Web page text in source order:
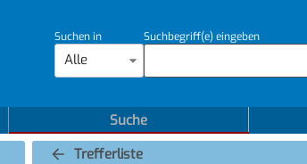
Suchen in
Alle
Suchbegriff(e) eingeben
Suche
Trefferliste